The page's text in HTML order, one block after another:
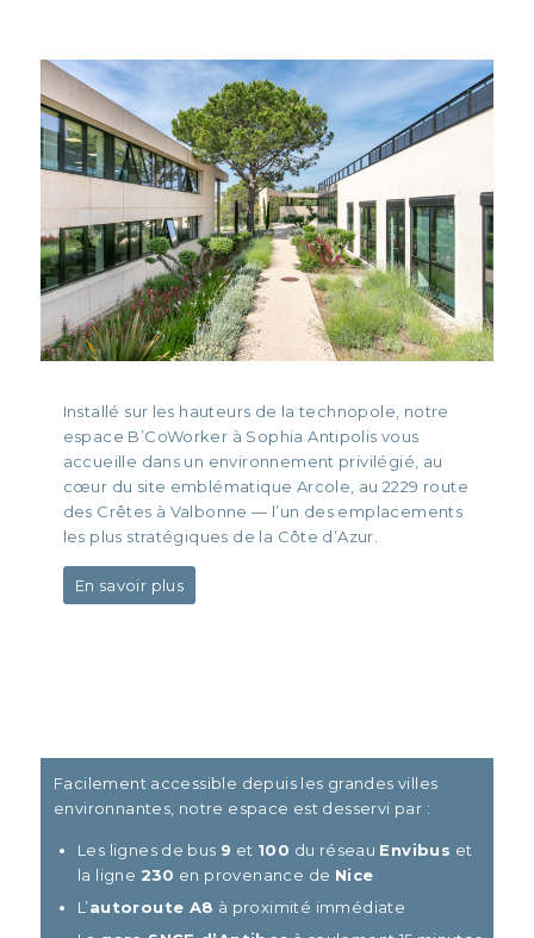
Installé sur les hauteurs de la technopole, notre
espace B’CoWorker à Sophia Antipolis vous
accueille dans un environnement privilégié, au
cœur du site emblématique Arcole, au 2229 route
des Crêtes à Valbonne — l’un des emplacements
les plus stratégiques de la Côte d’Azur.
En savoir plus
Facilement accessible depuis les grandes villes
environnantes, notre espace est desservi par :
Les lignes de bus 9 et 100 du réseau Envibus et
la ligne 230 en provenance de Nice
L’autoroute A8 à proximité immédiate